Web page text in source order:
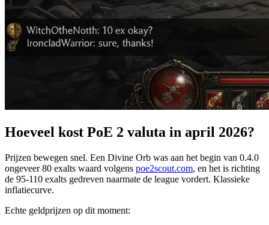
Hoeveel kost PoE 2 valuta in april 2026?
Prijzen bewegen snel. Een Divine Orb was aan het begin van 0.4.0
ongeveer 80 exalts waard volgens poe2scout.com, en het is richting
de 95-110 exalts gedreven naarmate de league vordert. Klassieke
inflatiecurve.
Echte geldprijzen op dit moment: